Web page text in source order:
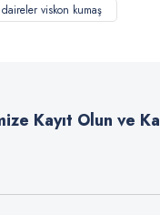
bozuk veya görüntülenemiyor.
daha pahalı.
alternatifler olmalı.
viskon kumaş
Kayıt Olun ve